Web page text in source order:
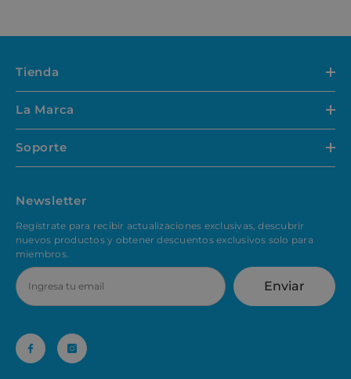
Tienda
La Marca
Soporte
Newsletter
Regístrate para recibir actualizaciones exclusivas, descubrir
nuevos productos y obtener descuentos exclusivos solo para
miembros.
Enviar